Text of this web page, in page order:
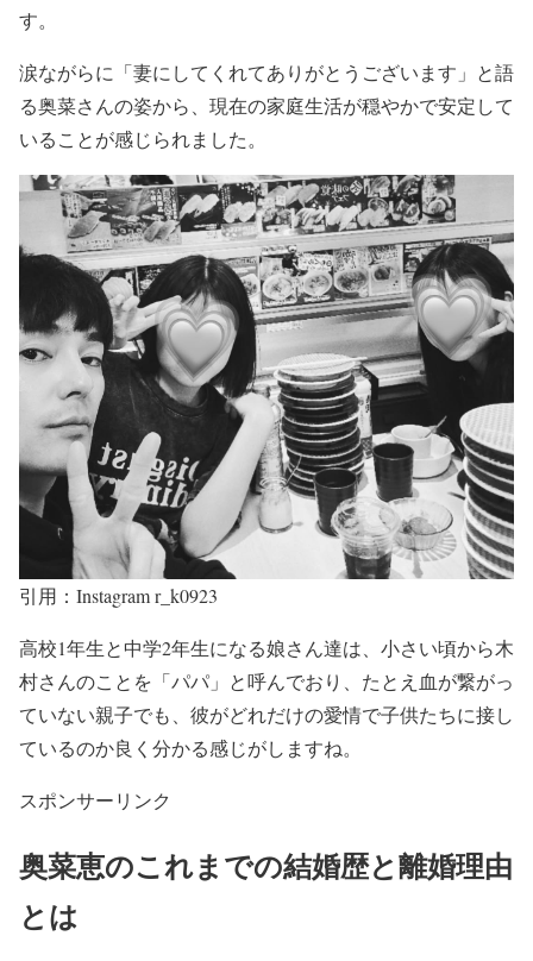
す。
涙ながらに 「妻にしてくれてありがとうございます」 と語
る奥菜さんの姿から、現在の家庭生活が穏やかで安定して
いることが感じられました。
引用：Instagram r_k0923
高校1年生と中学2年生になる娘さん達は、 小さい頃から木
村さんのことを「パパ」と呼んでおり、 たとえ血が繋がっ
ていない親子でも、彼がどれだけの愛情で子供たちに接し
ているのか良く分かる感じがしますね。
スポンサーリンク
奥菜恵のこれまでの結婚歴と離婚理由
とは